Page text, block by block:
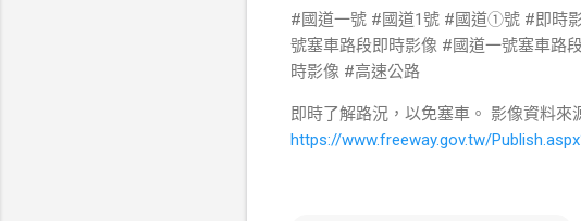
#國道一號 #國道1號 #國道①號 #即時
號塞車路段即時影像 #國道一號塞車路
時影像 #高速公路
即時了解路況，以免塞車。 影像資料
https://www.freeway.gov.tw/